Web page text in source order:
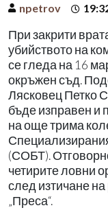
npetrov
При закрити
убийството на
се гледа на 16
окръжен съд.
Лясковец Петко
бъде изправен и
на още трима
(СОБТ).
четирите ловни
след изтичане
„Преса“.